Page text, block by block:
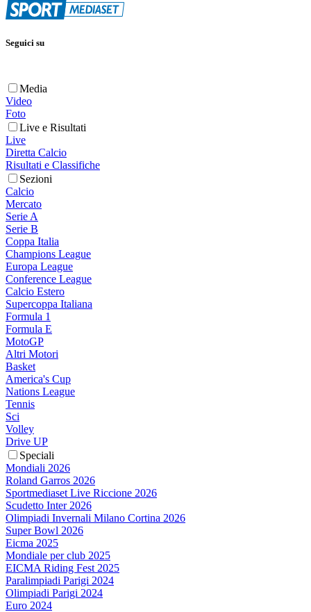
Seguici su
Media
Video
Foto
Live e Risultati
Live
Diretta Calcio
Risultati e Classifiche
Sezioni
Calcio
Mercato
Serie A
Serie B
Coppa Italia
Champions League
Europa League
Conference League
Calcio Estero
Supercoppa Italiana
Formula 1
Formula E
MotoGP
Altri Motori
Basket
America's Cup
Nations League
Tennis
Sci
Volley
Drive UP
Speciali
Mondiali 2026
Roland Garros 2026
Sportmediaset Live Riccione 2026
Scudetto Inter 2026
Olimpiadi Invernali Milano Cortina 2026
Super Bowl 2026
Eicma 2025
Mondiale per club 2025
EICMA Riding Fest 2025
Paralimpiadi Parigi 2024
Olimpiadi Parigi 2024
Euro 2024